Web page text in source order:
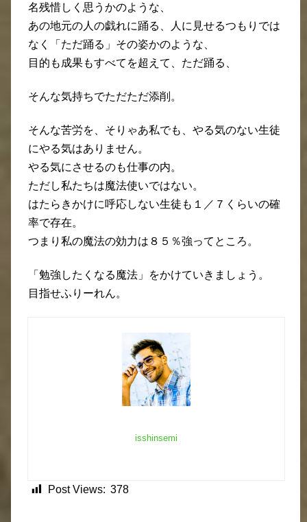
名残惜しく思うかのような、
あの地元の人の戯れに踊る、人に見せるつもりでは
なく「ただ踊る」その姿かのような、
目的も成果もすべてを超えて、ただ踊る、
そんな気持ちでただただ添削。
そんな苦労を、そりゃあ私でも、やる気のない生徒
にやる気はありません。
やる気にさせるのも仕事の内。
ただし私たちは魔法使いではない。
はたらきかけに呼応しない生徒も１／７くらいの確
率で存在。
つまり私の魔法の効力は８５％強ってところ。
「勉強したくなる魔法」をかけていきましょう。
目指せふりーれん。
isshinsemi
Post Views: 378